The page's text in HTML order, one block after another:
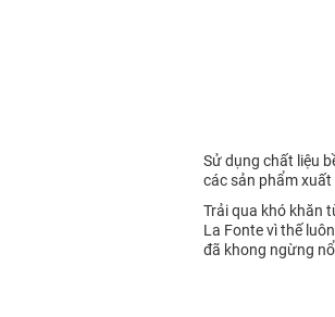
Sử dụng chất liệu
các sản phẩm
Trải qua khó khăn
La Fonte vì thế
đã khong ngừng